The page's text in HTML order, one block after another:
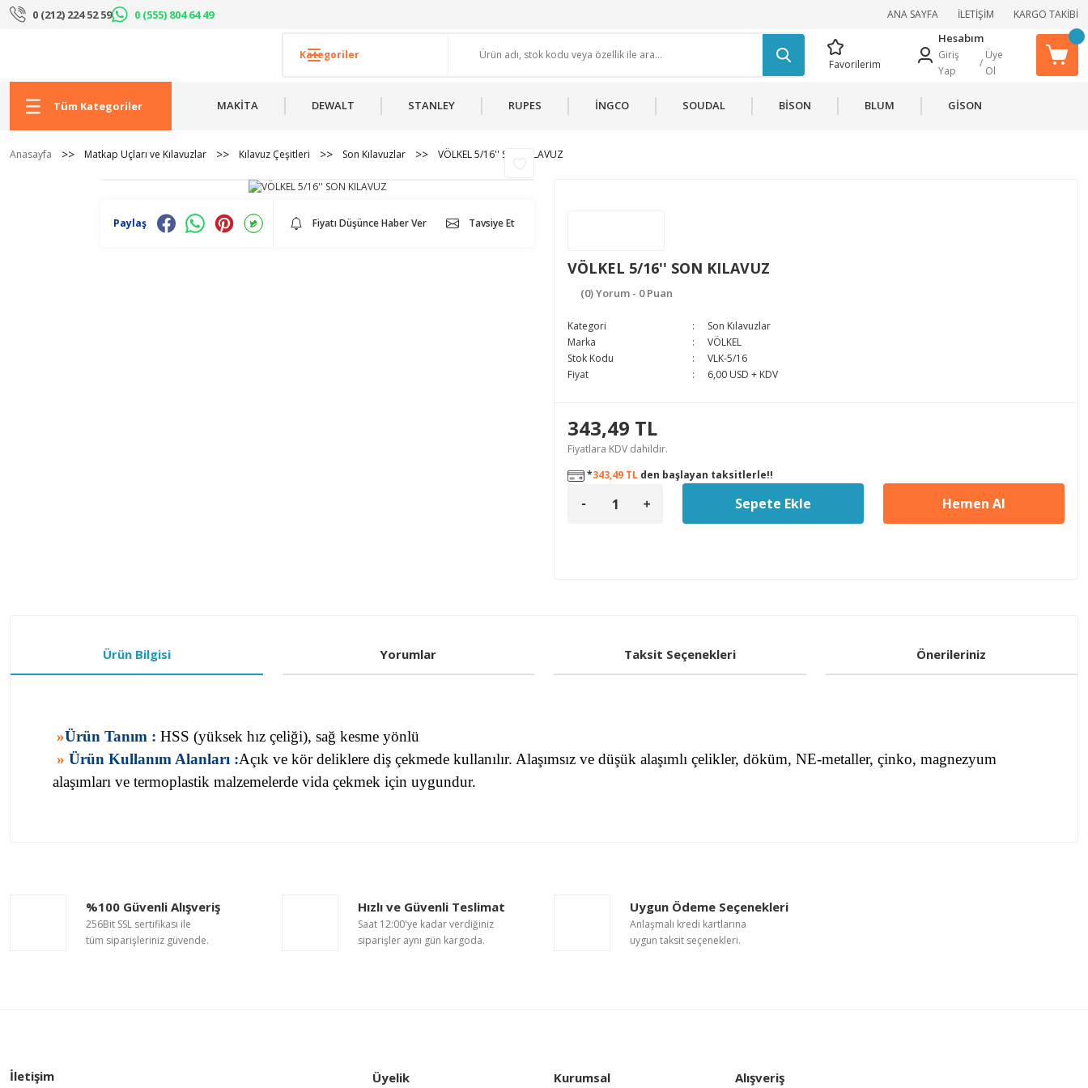
0 (212) 224 52 59 0 (555) 804 64 49 ANA SAYFA İLETİŞİM KARGO TAKİBİ
Favorilerim
Hesabım
Giriş
Yap
/
Üye
Ol
Tüm Kategoriler MAKİTA DEWALT STANLEY RUPES İNGCO SOUDAL BİSON BLUM GİSON
Anasayfa Matkap Uçları ve Kılavuzlar Kılavuz Çeşitleri Son Kılavuzlar VÖLKEL 5/16'' SON KILAVUZ
Paylaş Fiyatı Düşünce Haber Ver Tavsiye Et
VÖLKEL 5/16'' SON KILAVUZ
(0) Yorum - 0 Puan
Kategori
Son Kılavuzlar
Marka
VÖLKEL
Stok Kodu
VLK-5/16
Fiyat
6,00 USD + KDV
343,49 TL
Fiyatlara KDV dahildir.
*343,49 TL den başlayan taksitlerle!!
Sepete Ekle Hemen Al
Ürün Bilgisi Yorumlar Taksit Seçenekleri Önerileriniz
»Ürün Tanım : HSS (yüksek hız çeliği), sağ kesme yönlü
» Ürün Kullanım Alanları :Açık ve kör deliklere diş çekmede kullanılır. Alaşımsız ve düşük alaşımlı çelikler, döküm, NE-metaller, çinko, magnezyum
alaşımları ve termoplastik malzemelerde vida çekmek için uygundur.
Ürün açıklamasında eksik bilgiler bulunuyor.
Ürün bilgilerinde hatalar bulunuyor.
%100 Güvenli Alışveriş
256Bit SSL sertifikası ile
tüm siparişleriniz güvende.
Hızlı ve Güvenli Teslimat
Saat 12:00'ye kadar verdiğiniz
siparişler aynı gün kargoda.
Uygun Ödeme Seçenekleri
Anlaşmalı kredi kartlarına
uygun taksit seçenekleri.
İletişim Üyelik Kurumsal Alışveriş